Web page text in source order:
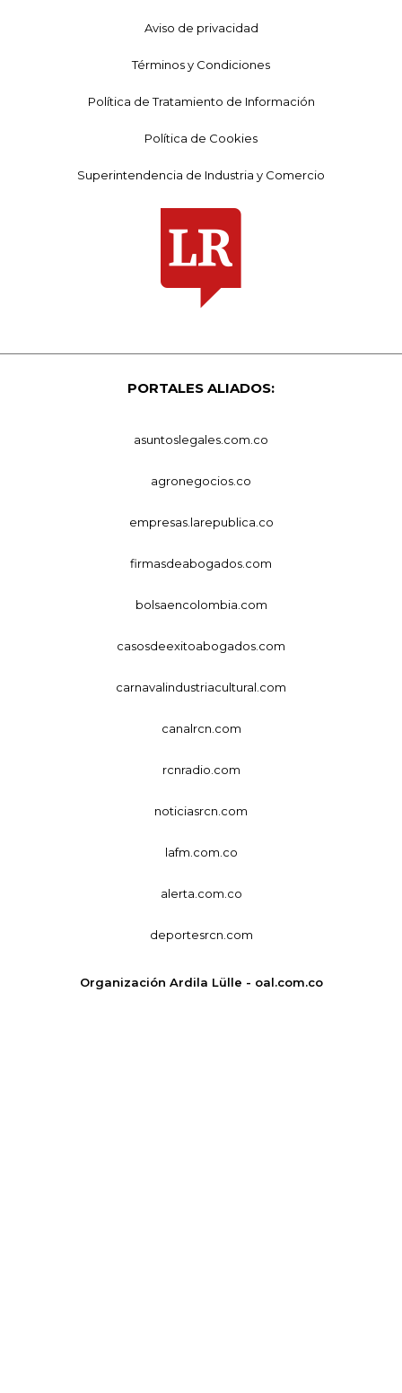
Aviso de privacidad
Términos y Condiciones
Política de Tratamiento de Información
Política de Cookies
Superintendencia de Industria y Comercio
PORTALES ALIADOS:
asuntoslegales.com.co
agronegocios.co
empresas.larepublica.co
firmasdeabogados.com
bolsaencolombia.com
casosdeexitoabogados.com
carnavalindustriacultural.com
canalrcn.com
rcnradio.com
noticiasrcn.com
lafm.com.co
alerta.com.co
deportesrcn.com
Organización Ardila Lülle - oal.com.co